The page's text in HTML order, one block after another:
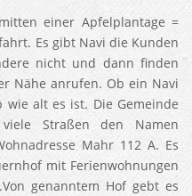
einer Apfelplantage =
Es gibt Navi die Kunden
nicht und dann finden
Nähe anrufen. Ob ein Navi
alt es ist. Die Gemeinde
Straßen den Namen
Mahr 112 A. Es
mit Ferienwohnungen
genanntem Hof gebt es